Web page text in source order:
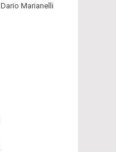
Dario Marianelli